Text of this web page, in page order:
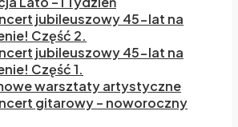
jubileuszowy 45-lat na
Część 2.
jubileuszowy 45-lat na
Część 1.
warsztaty artystyczne
gitarowy – noworoczny